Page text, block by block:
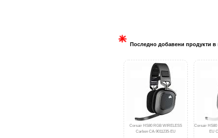
Последно добавени продукти в
Corsair HS80 RGB WIRELESS
Carbon CA-9011235-EU
Corsair HS80
EU